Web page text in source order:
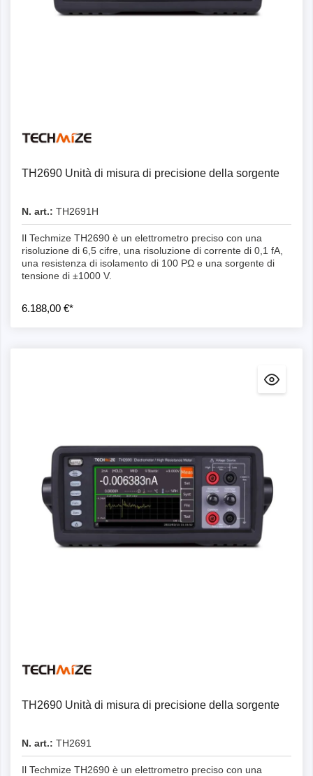
TH2690 Unità di misura di precisione della sorgente
N. art.: TH2691H
Il Techmize TH2690 è un elettrometro preciso con una
risoluzione di 6,5 cifre, una risoluzione di corrente di 0,1 fA,
una resistenza di isolamento di 100 PΩ e una sorgente di
tensione di ±1000 V.
6.188,00 €*
TH2690 Unità di misura di precisione della sorgente
N. art.: TH2691
Il Techmize TH2690 è un elettrometro preciso con una